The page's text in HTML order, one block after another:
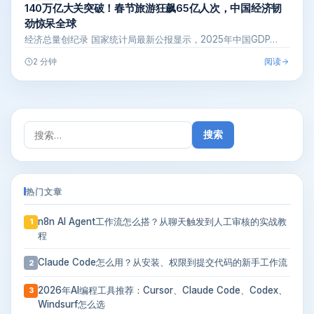
140万亿大关突破！春节旅游狂飙65亿人次，中国经济韧
劲惊呆全球
经济总量创纪录 国家统计局最新公报显示，2025年中国GDP…
2 分钟 阅读
搜
索：
热门文章
1 n8n AI Agent工作流怎么搭？从聊天触发到人工审核的实战教
程
2 Claude Code怎么用？从安装、权限到提交代码的新手工作流
3 2026年AI编程工具推荐：Cursor、Claude Code、Codex、
Windsurf怎么选